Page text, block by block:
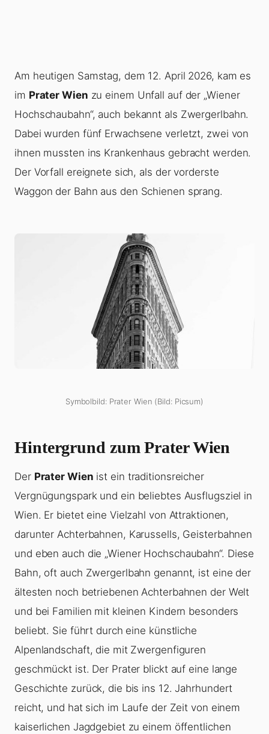
Am heutigen Samstag, dem 12. April 2026, kam es
im Prater Wien zu einem Unfall auf der „Wiener
Hochschaubahn“, auch bekannt als Zwergerlbahn.
Dabei wurden fünf Erwachsene verletzt, zwei von
ihnen mussten ins Krankenhaus gebracht werden.
Der Vorfall ereignete sich, als der vorderste
Waggon der Bahn aus den Schienen sprang.
Symbolbild: Prater Wien (Bild: Picsum)
Hintergrund zum Prater Wien
Der Prater Wien ist ein traditionsreicher
Vergnügungspark und ein beliebtes Ausflugsziel in
Wien. Er bietet eine Vielzahl von Attraktionen,
darunter Achterbahnen, Karussells, Geisterbahnen
und eben auch die „Wiener Hochschaubahn“. Diese
Bahn, oft auch Zwergerlbahn genannt, ist eine der
ältesten noch betriebenen Achterbahnen der Welt
und bei Familien mit kleinen Kindern besonders
beliebt. Sie führt durch eine künstliche
Alpenlandschaft, die mit Zwergenfiguren
geschmückt ist. Der Prater blickt auf eine lange
Geschichte zurück, die bis ins 12. Jahrhundert
reicht, und hat sich im Laufe der Zeit von einem
kaiserlichen Jagdgebiet zu einem öffentlichen